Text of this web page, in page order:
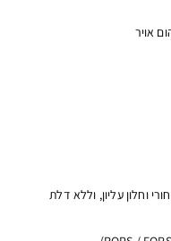
וחלון עליון, וללא דלת